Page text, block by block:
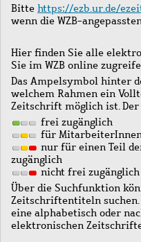
Bitte https://ezb.ur.de/
wenn die WZB-
Hier finden Sie alle
Sie im WZB online
Das Ampelsymbol hinter
welchem Rahmen ein
Zeitschrift möglich ist.
frei zugänglich
für
nur für einen Teil
zugänglich
nicht frei zugänglich
Über die Suchfunktion
Zeitschriftentiteln suchen.
eine alphabetisch oder
elektronischen